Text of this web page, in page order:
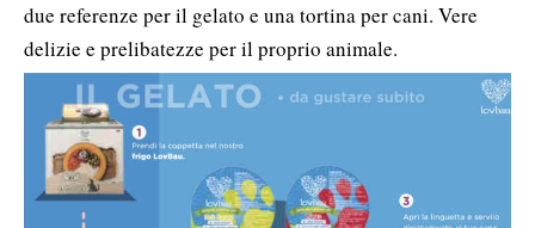
due referenze per il gelato e una tortina per cani. Vere
delizie e prelibatezze per il proprio animale.